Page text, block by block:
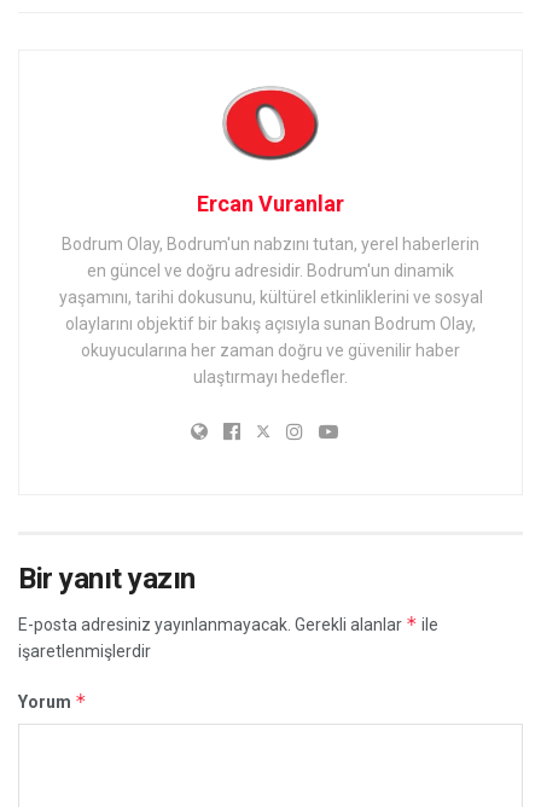
Ercan Vuranlar
Bodrum Olay, Bodrum'un nabzını tutan, yerel haberlerin
en güncel ve doğru adresidir. Bodrum'un dinamik
yaşamını, tarihi dokusunu, kültürel etkinliklerini ve sosyal
olaylarını objektif bir bakış açısıyla sunan Bodrum Olay,
okuyucularına her zaman doğru ve güvenilir haber
ulaştırmayı hedefler.
Bir yanıt yazın
E-posta adresiniz yayınlanmayacak. Gerekli alanlar * ile
işaretlenmişlerdir
Yorum *